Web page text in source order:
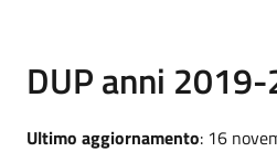
DUP anni
Ultimo aggiornamento: 16